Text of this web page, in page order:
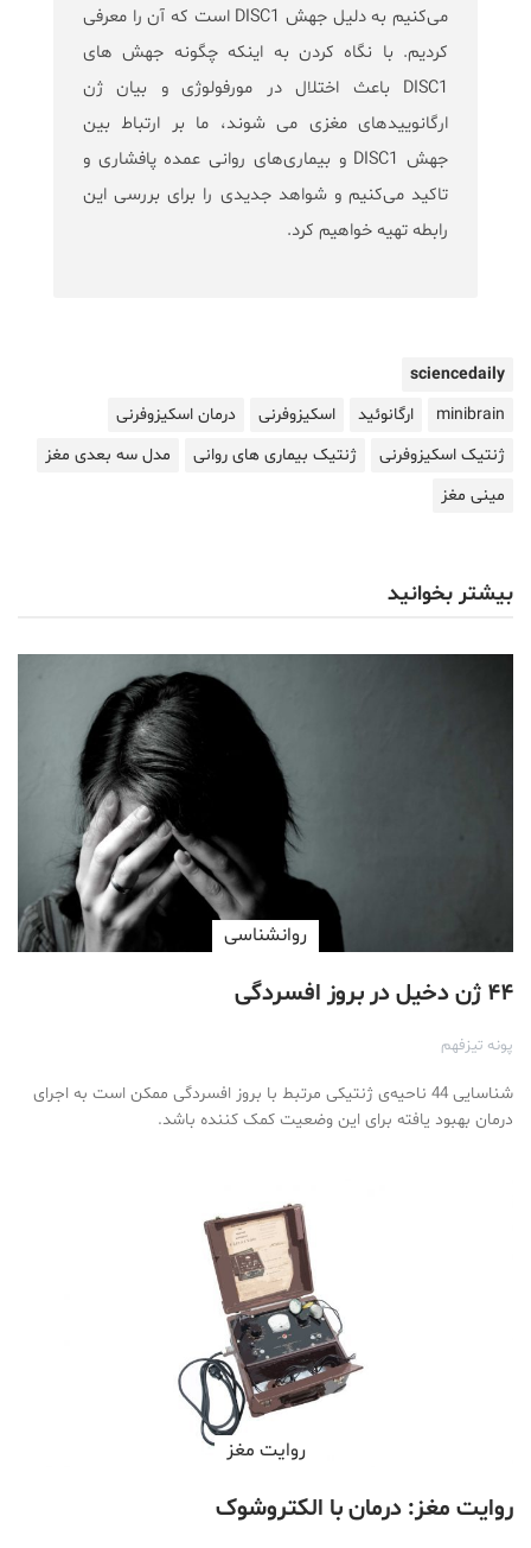
می‌کنیم به دلیل جهش DISC1 است که آن را معرفی
کردیم. با نگاه کردن به اینکه چگونه جهش های
DISC1 باعث اختلال در مورفولوژی و بیان ژن
ارگانوییدهای مغزی می شوند، ما بر ارتباط بین
جهش DISC1 و بیماری‌های روانی عمده پافشاری و
تاکید می‌کنیم و شواهد جدیدی را برای بررسی این
رابطه تهیه خواهیم کرد.
sciencedaily
minibrain
ارگانوئید اسکیزوفرنی
درمان اسکیزوفرنی
ژنتیک اسکیزوفرنی
ژنتیک بیماری های روانی
مدل سه بعدی مغز
مینی مغز
بیشتر بخوانید
روانشناسی
۴۴ ژن دخیل در بروز افسردگی
پونه تیزفهم
شناسایی 44 ناحیه‌ی ژنتیکی مرتبط با بروز افسردگی ممکن است به اجرای
درمان بهبود یافته برای این وضعیت کمک کننده باشد.
روایت مغز
روایت مغز: درمان با الکتروشوک